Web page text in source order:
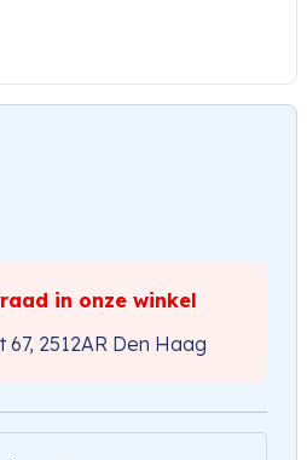
in onze winkel
2512AR Den Haag